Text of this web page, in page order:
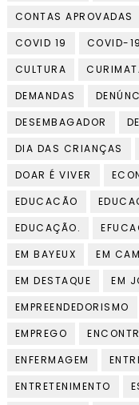
CONTAS APROVADAS
COVID 19
COVID-19
CULTURA
DEMANDAS
DESEMBAGADOR
DIA DAS CRIANÇAS
DOAR É VIVER
EDUCACÃO
EDUCAÇÃO.
EM BAYEUX
EM
EM DESTAQUE
EM
EMPREENDEDORISMO
EMPREGO
ENFERMAGEM
ENTRETENIMENTO